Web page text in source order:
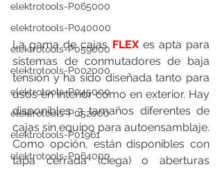
elektrotools-P065000
elektrotools-P040000
elektrotools-P059000
elektrotools-P002000
elektrotools-P045000
elektrotools-P052000
elektrotools-P01961
elektrotools-P064000
La gama de cajas FLEX es apta para
sistemas de conmutadores de baja
tensión y ha sido diseñada tanto para
usos en interior como en exterior. Hay
disponibles 3 tamaños diferentes de
cajas sin equipo para autoensamblaje.
Como opción, están disponibles con
tapa cerrada (ciega) o aberturas